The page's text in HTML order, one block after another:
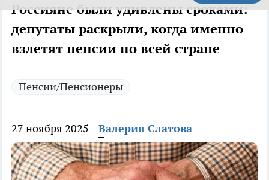
Россияне были удивлены сроками:
депутаты раскрыли, когда именно
взлетят пенсии по всей стране
Пенсии/Пенсионеры
27 ноября 2025 Валерия Слатова